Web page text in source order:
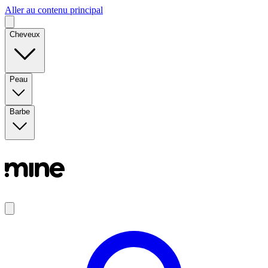
Aller au contenu principal
Cheveux
Peau
Barbe